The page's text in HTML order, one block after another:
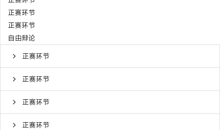
正赛环节
正赛环节
自由辩论
正赛环节
正赛环节
正赛环节
正赛环节